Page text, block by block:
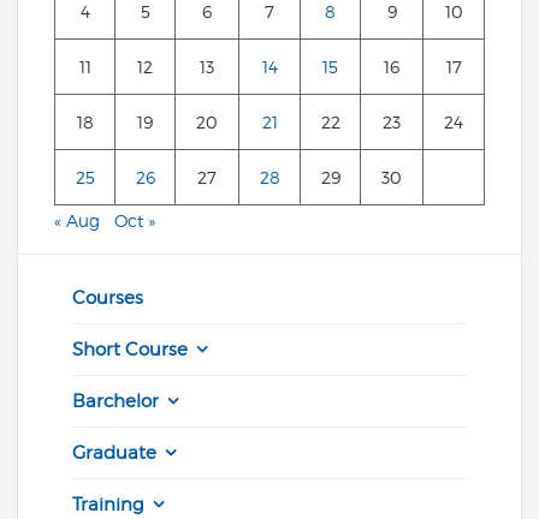
4 5 6 7 8 9 10
11 12 13 14 15 16 17
18 19 20 21 22 23 24
25 26 27 28 29 30
« Aug Oct »
Courses
Short Course
Barchelor
Graduate
Training